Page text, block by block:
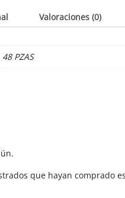
Valoraciones (0)
48 PZAS
que hayan comprado